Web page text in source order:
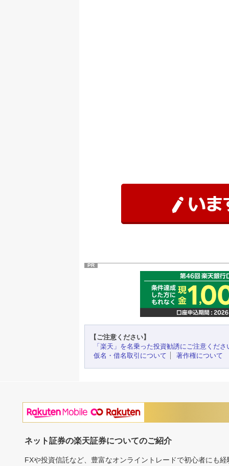
PR
【ご注意ください】
「楽天」を名乗った投資勧誘にご注意くださ
仮名・借名取引について
著作権について
ネット証券の楽天証券についてのご紹介
FXや投資信託など、豊富なオンライントレードで初心者にも